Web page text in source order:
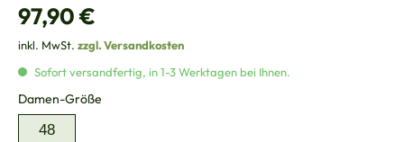
Regulärer Preis:
97,90 €
inkl. MwSt. zzgl. Versandkosten
Sofort versandfertig, in 1-3 Werktagen bei Ihnen.
Damen-Größe
48